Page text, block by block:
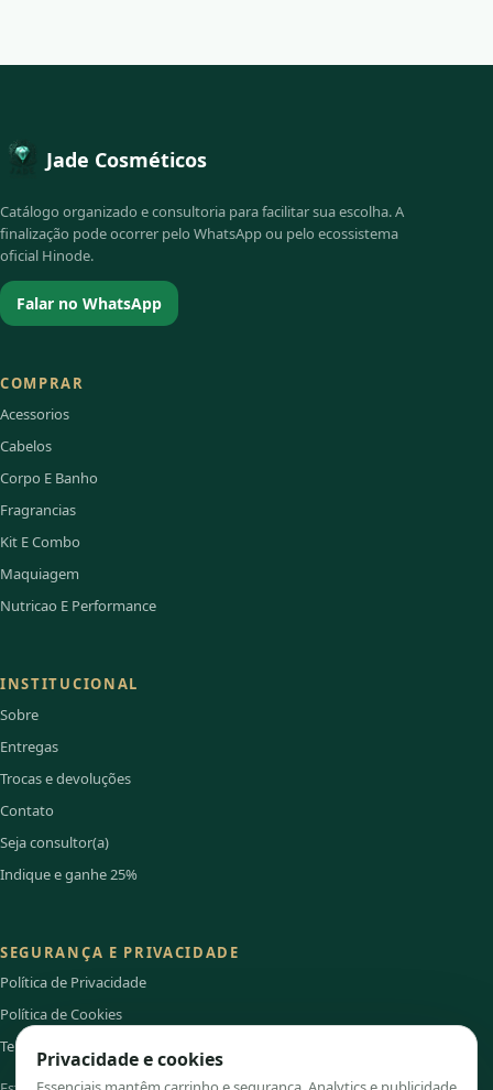
Jade Cosméticos
Catálogo organizado e consultoria para facilitar sua escolha. A
finalização pode ocorrer pelo WhatsApp ou pelo ecossistema
oficial Hinode.
Falar no WhatsApp
COMPRAR
Acessorios
Cabelos
Corpo E Banho
Fragrancias
Kit E Combo
Maquiagem
Nutricao E Performance
INSTITUCIONAL
Sobre
Entregas
Trocas e devoluções
Contato
Seja consultor(a)
Indique e ganhe 25%
SEGURANÇA E PRIVACIDADE
Política de Privacidade
Política de Cookies
Termos de Uso
Privacidade e cookies